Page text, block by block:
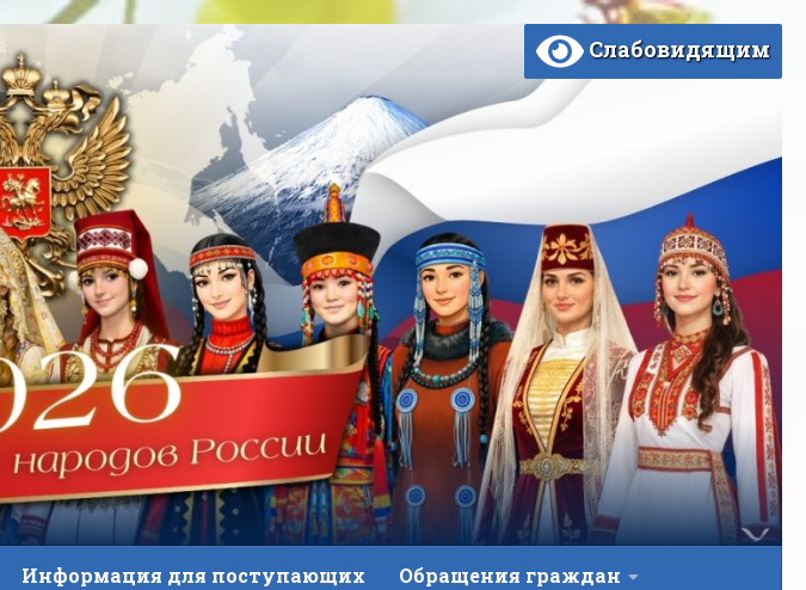
Слабовидящим
Информация для поступающих Обращения граждан